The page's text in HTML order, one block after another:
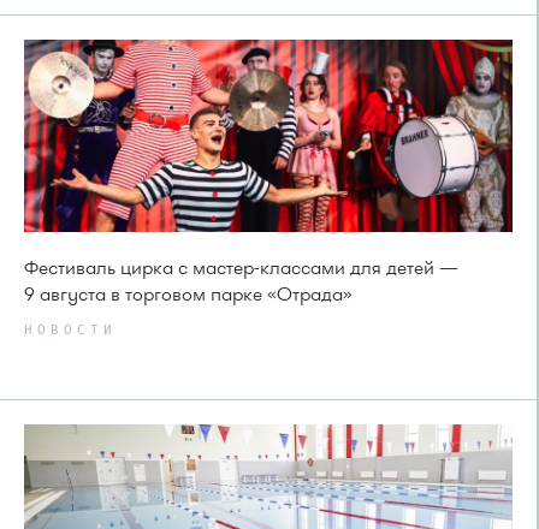
Фестиваль цирка с мастер-классами для детей —
9 августа в торговом парке «Отрада»
НОВОСТИ